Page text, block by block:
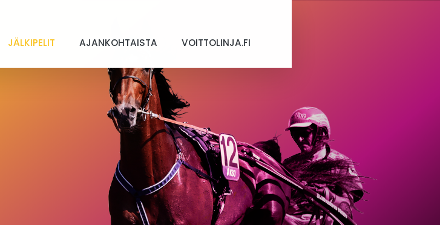
JÄLKIPELIT AJANKOHTAISTA VOITTOLINJA.FI